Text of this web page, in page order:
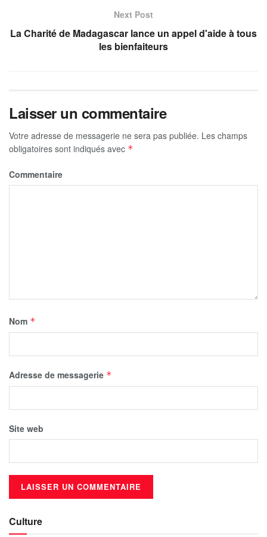
Next Post
La Charité de Madagascar lance un appel d'aide à tous
les bienfaiteurs
Laisser un commentaire
Votre adresse de messagerie ne sera pas publiée. Les champs
obligatoires sont indiqués avec *
Commentaire
Nom *
Adresse de messagerie *
Site web
Culture